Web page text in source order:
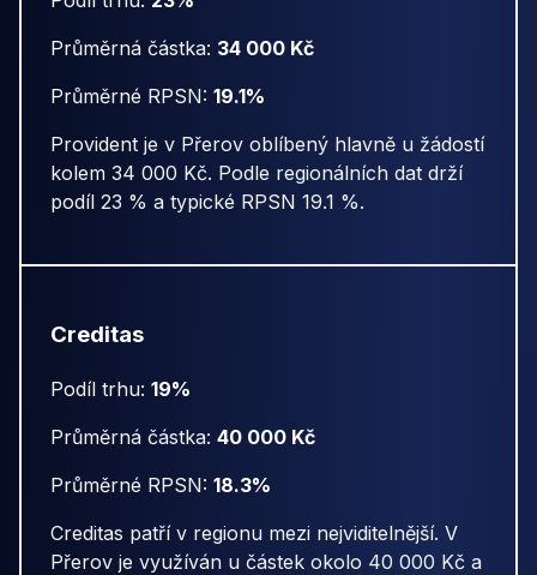
Průměrná částka: 34 000 Kč
Průměrné RPSN: 19.1%
Provident je v Přerov oblíbený hlavně u žádostí
kolem 34 000 Kč. Podle regionálních dat drží
podíl 23 % a typické RPSN 19.1 %.
Creditas
Podíl trhu: 19%
Průměrná částka: 40 000 Kč
Průměrné RPSN: 18.3%
Creditas patří v regionu mezi nejviditelnější. V
Přerov je využíván u částek okolo 40 000 Kč a